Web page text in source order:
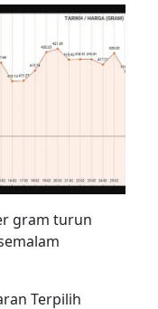
gram turun
Terpilih